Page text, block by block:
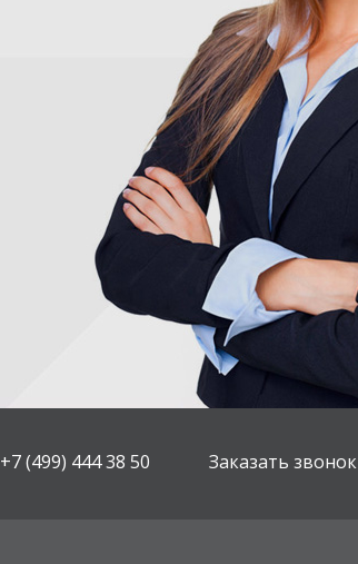
+7 (499) 444 38 50 Заказать звонок